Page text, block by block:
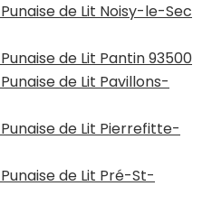
de Lit Noisy-le-Sec
de Lit Pantin 93500
de Lit Pavillons-
de Lit Pierrefitte-
de Lit Pré-St-